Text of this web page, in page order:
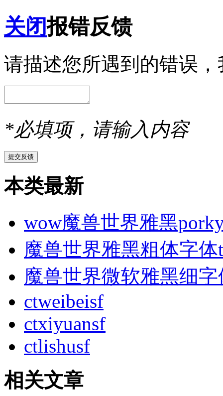
关闭报错反馈
请描述您所遇到的错误
*必填项，请输入内容
本类最新
wow魔兽世界雅黑
魔兽世界雅黑粗体字
魔兽世界微软雅黑细
ctweibeisf
ctxiyuansf
ctlishusf
相关文章